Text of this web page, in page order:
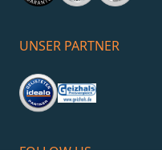
beginnst, ist es
betrachten und
UNSER PARTNER